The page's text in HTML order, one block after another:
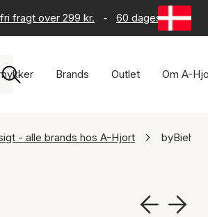
fragt over 299 kr. - 60 dages returret
Brands Outlet Om A-
- alle brands hos A-Hjort byBiehl